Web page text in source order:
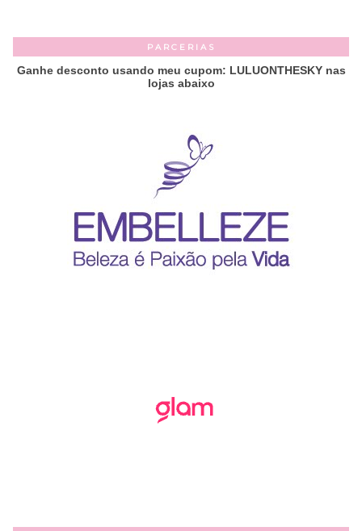
PARCERIAS
Ganhe desconto usando meu cupom: LULUONTHESKY nas
lojas abaixo